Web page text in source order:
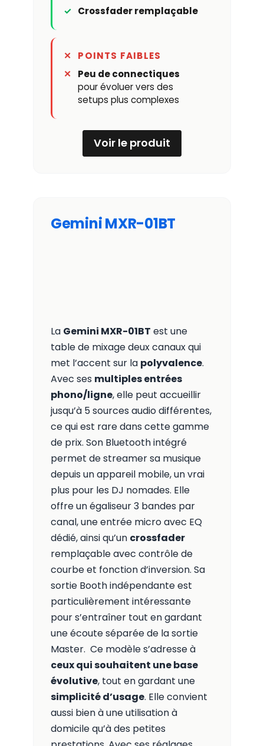
Crossfader remplaçable
POINTS FAIBLES
Peu de connectiques
pour évoluer vers des
setups plus complexes
Voir le produit
Gemini MXR-01BT
La Gemini MXR-01BT est une
table de mixage deux canaux qui
met l’accent sur la polyvalence.
Avec ses multiples entrées
phono/ligne, elle peut accueillir
jusqu’à 5 sources audio différentes,
ce qui est rare dans cette gamme
de prix. Son Bluetooth intégré
permet de streamer sa musique
depuis un appareil mobile, un vrai
plus pour les DJ nomades. Elle
offre un égaliseur 3 bandes par
canal, une entrée micro avec EQ
dédié, ainsi qu’un crossfader
remplaçable avec contrôle de
courbe et fonction d’inversion. Sa
sortie Booth indépendante est
particulièrement intéressante
pour s’entraîner tout en gardant
une écoute séparée de la sortie
Master. Ce modèle s’adresse à
ceux qui souhaitent une base
évolutive, tout en gardant une
simplicité d’usage. Elle convient
aussi bien à une utilisation à
domicile qu’à des petites